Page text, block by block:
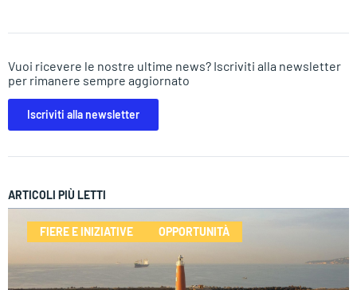
Vuoi ricevere le nostre ultime news? Iscriviti alla newsletter
per rimanere sempre aggiornato
Iscriviti alla newsletter
ARTICOLI PIÙ LETTI
FIERE E INIZIATIVE OPPORTUNITÀ